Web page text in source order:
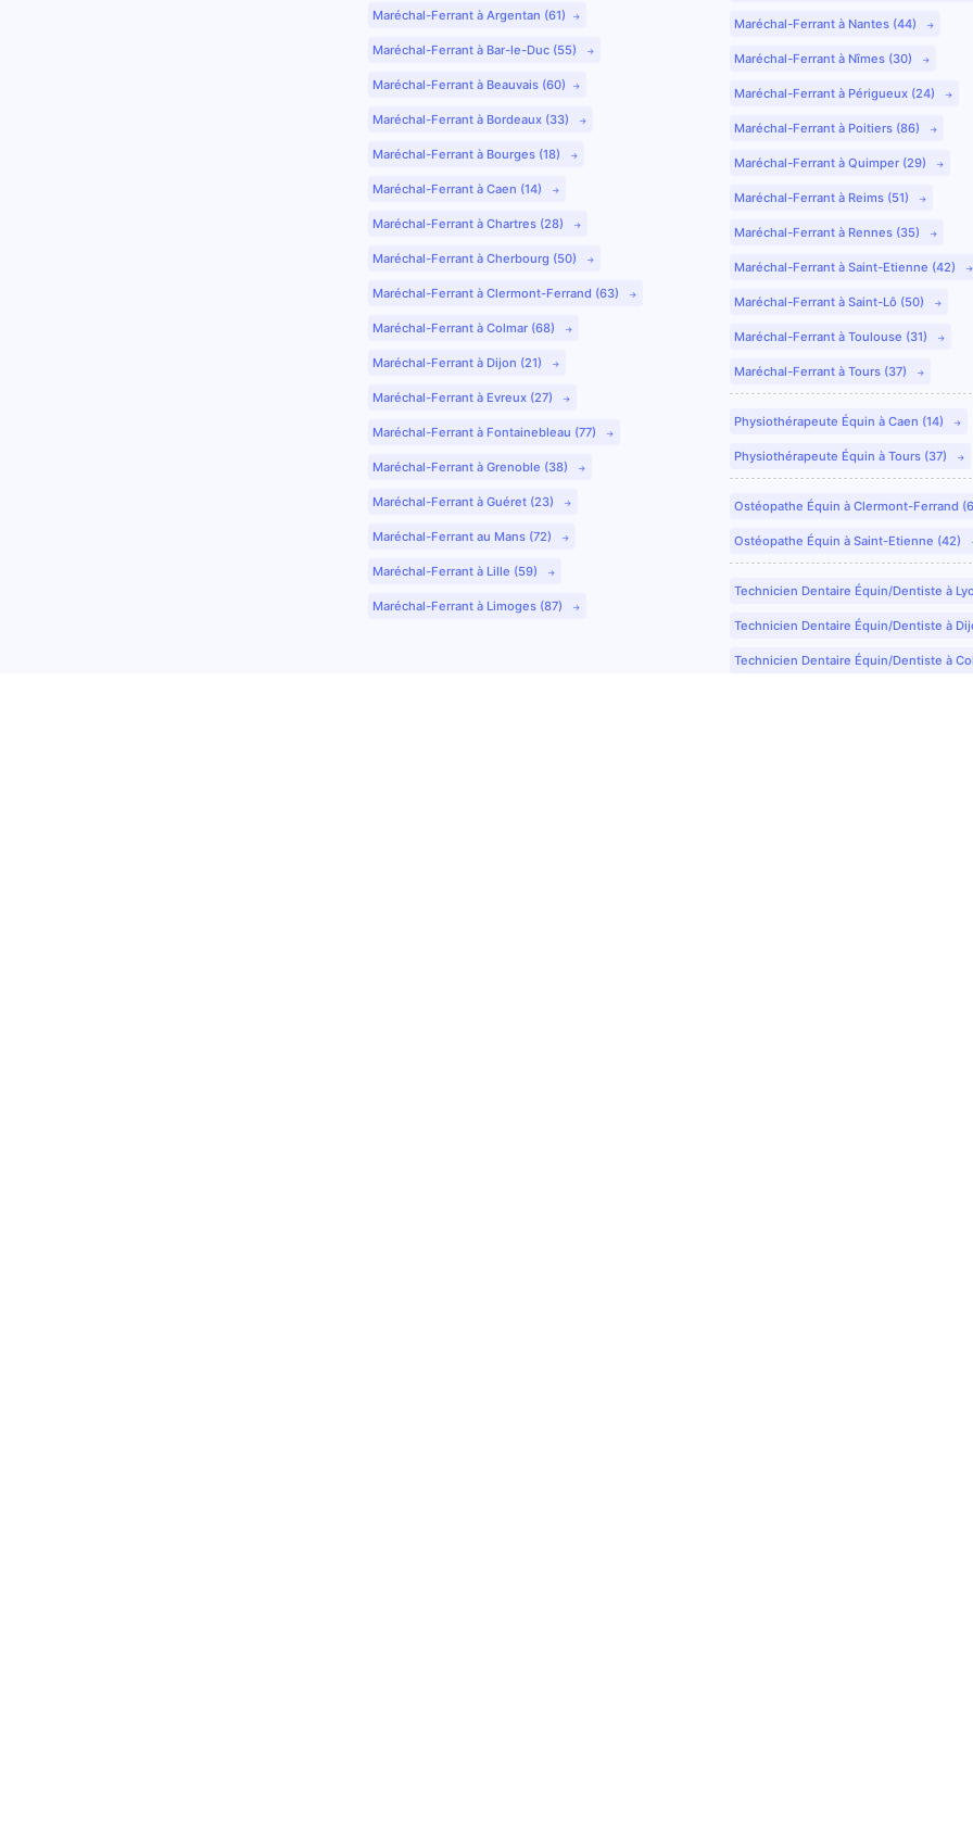
Maréchal-Ferrant à Argentan (61)
Maréchal-Ferrant à Bar-le-Duc (55)
Maréchal-Ferrant à Beauvais (60)
Maréchal-Ferrant à Bordeaux (33)
Maréchal-Ferrant à Bourges (18)
Maréchal-Ferrant à Caen (14)
Maréchal-Ferrant à Chartres (28)
Maréchal-Ferrant à Cherbourg (50)
Maréchal-Ferrant à Clermont-Ferrand (63)
Maréchal-Ferrant à Colmar (68)
Maréchal-Ferrant à Dijon (21)
Maréchal-Ferrant à Evreux (27)
Maréchal-Ferrant à Fontainebleau (77)
Maréchal-Ferrant à Grenoble (38)
Maréchal-Ferrant à Guéret (23)
Maréchal-Ferrant au Mans (72)
Maréchal-Ferrant à Lille (59)
Maréchal-Ferrant à Limoges (87)
Maréchal-Ferrant à Nantes (44)
Maréchal-Ferrant à Nîmes (30)
Maréchal-Ferrant à Périgueux (24)
Maréchal-Ferrant à Poitiers (86)
Maréchal-Ferrant à Quimper (29)
Maréchal-Ferrant à Reims (51)
Maréchal-Ferrant à Rennes (35)
Maréchal-Ferrant à Saint-Etienne (42)
Maréchal-Ferrant à Saint-Lô (50)
Maréchal-Ferrant à Toulouse (31)
Maréchal-Ferrant à Tours (37)
Physiothérapeute Équin à Caen (14)
Physiothérapeute Équin à Tours (37)
Ostéopathe Équin à Clermont-Ferrand
Ostéopathe Équin à Saint-Etienne (42)
Technicien Dentaire Équin/Dentiste à
Technicien Dentaire Équin/Dentiste à
Technicien Dentaire Équin/Dentiste à